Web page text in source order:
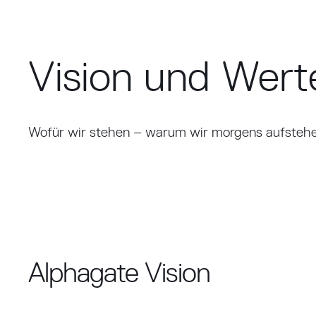
Vision und
Wofür wir stehen – warum wir morgens
Alphagate Vision